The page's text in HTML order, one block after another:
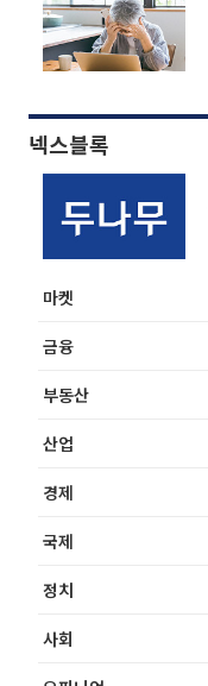
넥스블록
마켓
금융
부동산
산업
경제
국제
정치
사회